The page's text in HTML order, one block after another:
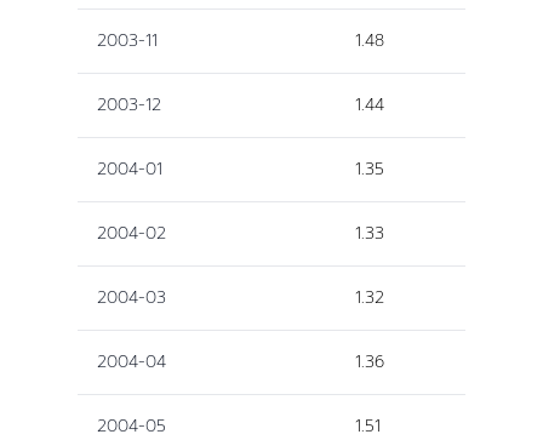
2003-11 1.48
2003-12 1.44
2004-01 1.35
2004-02 1.33
2004-03 1.32
2004-04 1.36
2004-05 1.51